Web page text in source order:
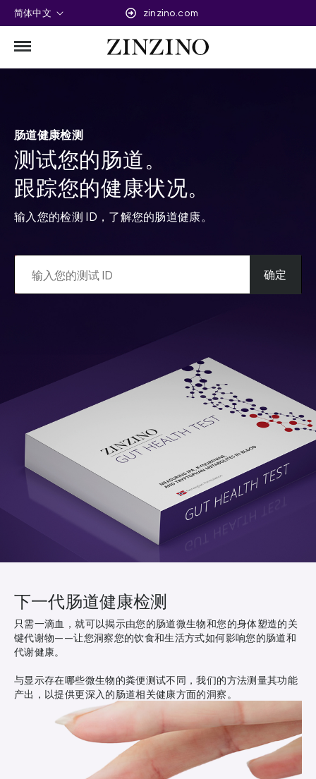
简体中文 zinzino.com
肠道健康检测
测试您的肠道。
跟踪您的健康状况。
输入您的检测 ID，了解您的肠道健康。
确定
下一代肠道健康检测
只需一滴血，就可以揭示由您的肠道微生物和您的身体塑造的关
键代谢物——让您洞察您的饮食和生活方式如何影响您的肠道和
代谢健康。
与显示存在哪些微生物的粪便测试不同，我们的方法测量其功能
产出，以提供更深入的肠道相关健康方面的洞察。